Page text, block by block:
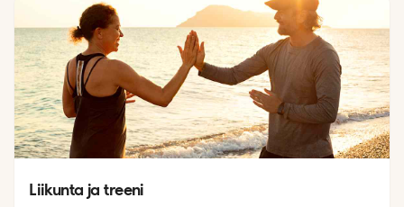
Liikunta ja treeni